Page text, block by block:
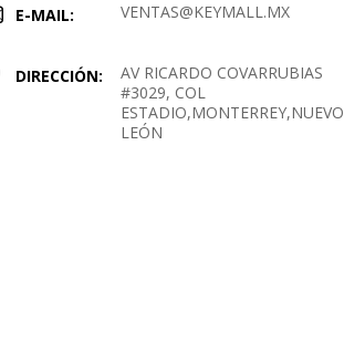
E-MAIL: VENTAS@KEYMALL.MX
DIRECCIÓN:
AV RICARDO COVARRUBIAS
#3029, COL
ESTADIO,MONTERREY,NUEVO
LEÓN